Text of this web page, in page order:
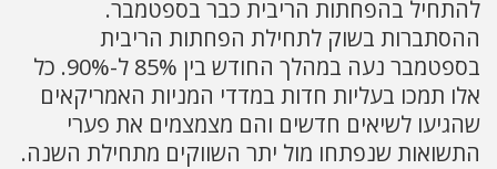
להתחיל בהפחתות הריבית כבר בספטמבר.
ההסתברות בשוק לתחילת הפחתות הריבית
בספטמבר נעה במהלך החודש בין 85% ל-90%. כל
אלו תמכו בעליות חדות במדדי המניות האמריקאים
שהגיעו לשיאים חדשים והם מצמצמים את פערי
התשואות שנפתחו מול יתר השווקים מתחילת השנה.